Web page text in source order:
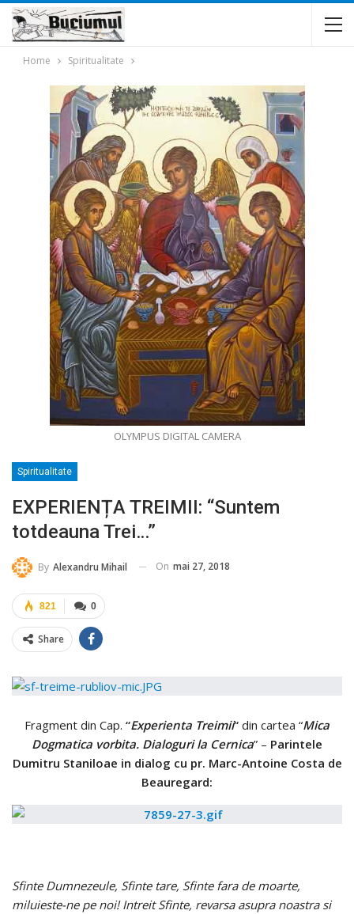
Home Spiritualitate
OLYMPUS DIGITAL CAMERA
Spiritualitate
EXPERIENȚA TREIMII: “Suntem
totdeauna Trei…”
By Alexandru Mihail On mai 27, 2018
0
821
Share
Fragment din Cap. “Experienta Treimii“ din cartea “Mica
Dogmatica vorbita. Dialoguri la Cernica” – Parintele
Dumitru Staniloae in dialog cu pr. Marc-Antoine Costa de
Beauregard:
Sfinte Dumnezeule, Sfinte tare, Sfinte fara de moarte,
miluieste-ne pe noi! Intreit Sfinte, revarsa asupra noastra si